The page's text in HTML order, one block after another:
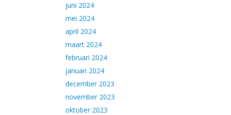
juni 2024
mei 2024
april 2024
maart 2024
februari 2024
januari 2024
december 2023
november 2023
oktober 2023